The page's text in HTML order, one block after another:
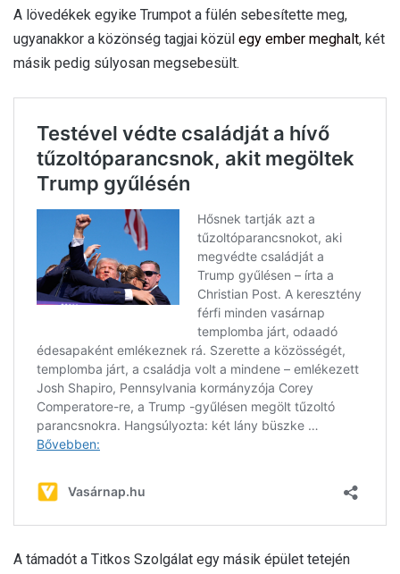
A lövedékek egyike Trumpot a fülén sebesítette meg,
ugyanakkor a közönség tagjai közül egy ember meghalt, két
másik pedig súlyosan megsebesült.
A támadót a Titkos Szolgálat egy másik épület tetején